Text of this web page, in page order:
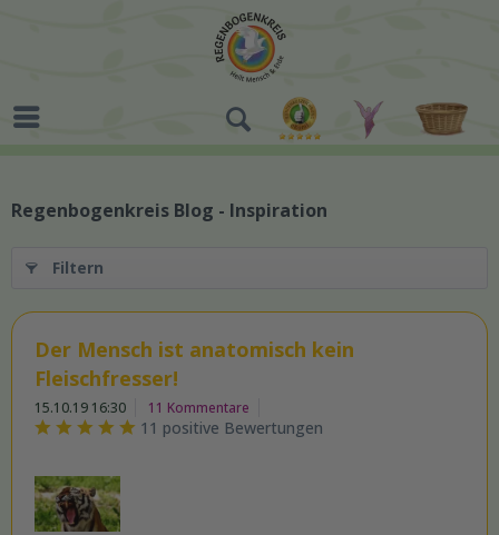
Regenbogenkreis Blog - Inspiration
Filtern
Der Mensch ist anatomisch kein
Fleischfresser!
15.10.19 16:30 11 Kommentare
11 positive Bewertungen